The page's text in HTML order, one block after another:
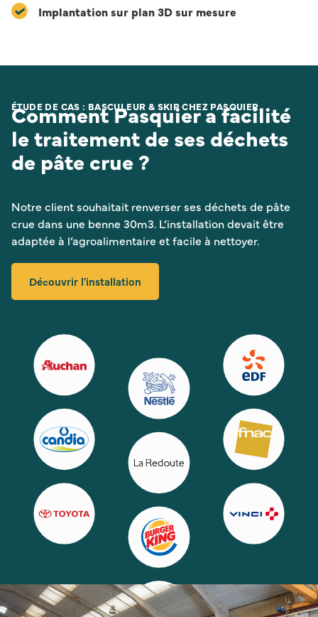
Implantation sur plan 3D sur mesure
ÉTUDE DE CAS : BASCULEUR & SKIP CHEZ PASQUIER
Comment Pasquier a facilité
le traitement de ses déchets
de pâte crue ?
Notre client souhaitait renverser ses déchets de pâte
crue dans une benne 30m3. L’installation devait être
adaptée à l’agroalimentaire et facile à nettoyer.
Découvrir l'installation